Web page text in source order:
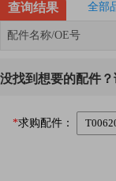
查询结果 全部
配件名称/OE号
没找到想要的配件
*求购配件：